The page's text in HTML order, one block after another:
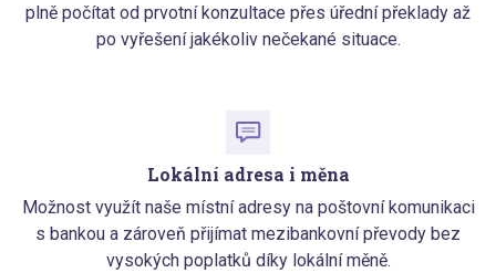
plně počítat od prvotní konzultace přes úřední překlady až
po vyřešení jakékoliv nečekané situace.
Lokální adresa i měna
Možnost využít naše místní adresy na poštovní komunikaci
s bankou a zároveň přijímat mezibankovní převody bez
vysokých poplatků díky lokální měně.